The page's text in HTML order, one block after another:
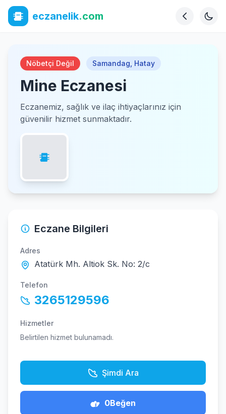
eczanelik.com
Nöbetçi Değil Samandag Hatay
Mine Eczanesi
Eczanemiz, sağlık ve ilaç ihtiyaçlarınız için
güvenilir hizmet sunmaktadır.
Eczane Bilgileri
Adres
Atatürk Mh. Altiok Sk. No: 2/c
Telefon
3265129596
Hizmetler
Belirtilen hizmet bulunamadı.
Şimdi Ara
0Beğen